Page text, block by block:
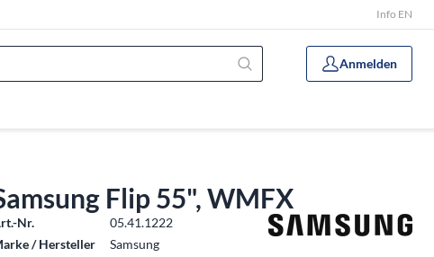
Info EN
Anmelden
Flip 55", WMFX
Nr.
05.41.1222
/ Hersteller
Samsung